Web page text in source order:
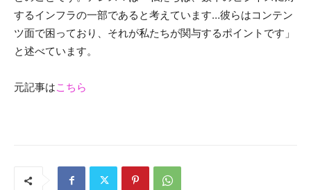
するインフラの一部であると考えています…彼らはコンテン
ツ面で困っており、それが私たちが関与するポイントです」
と述べています。
元記事はこちら